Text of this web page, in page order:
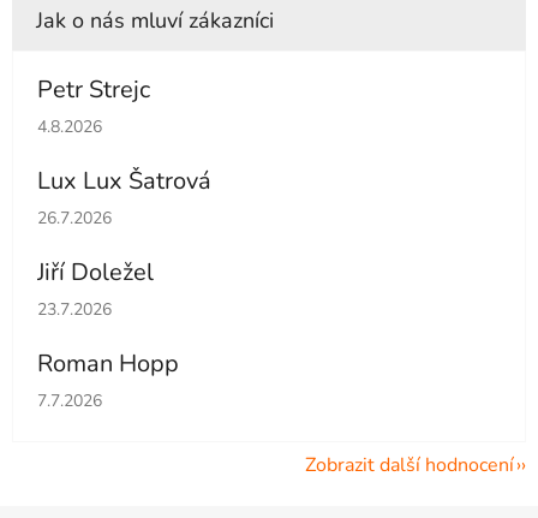
Petr Strejc
Hodnocení obchodu je 5 z 5 hvězdiček.
4.8.2026
Lux Lux Šatrová
Hodnocení obchodu je 5 z 5 hvězdiček.
26.7.2026
Jiří Doležel
Hodnocení obchodu je 5 z 5 hvězdiček.
23.7.2026
Roman Hopp
Hodnocení obchodu je 5 z 5 hvězdiček.
7.7.2026
Zobrazit další hodnocení